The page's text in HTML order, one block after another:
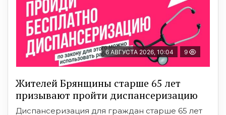
6 АВГУСТА 2026, 10:04 9
Жителей Брянщины старше 65 лет
призывают пройти диспансеризацию
Диспансеризация для граждан старше 65 лет